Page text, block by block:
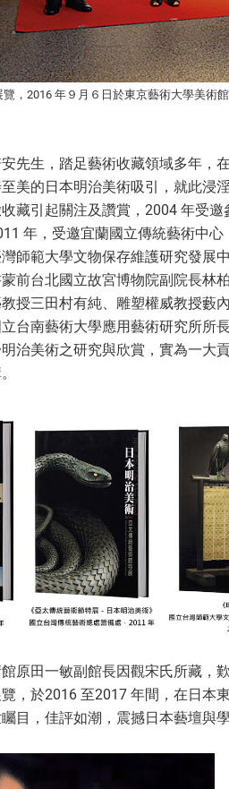
覽，2016 年９月６日於東京藝術大學美術
先生，踏足藝術收藏領域多年，
美的日本明治美術吸引，就此浸
藏引起關注及讚賞，2004 年受
年，受邀宜蘭國立傳統藝術中
師範大學文物保存維護研究發展
前台北國立故宮博物院副院長林
授三田村有純、雕塑權威教授藪
台南藝術大學應用藝術研究所所
治美術之研究與欣賞，實為一大
原田一敏副館長因觀宋氏所藏，
，於2016 至2017 年間，在日本
目，佳評如潮，震撼日本藝壇與